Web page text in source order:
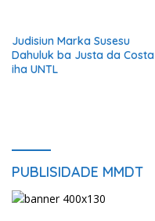
Judisiun Marka Susesu
Dahuluk ba Justa da Costa
iha UNTL
PUBLISIDADE MMDT